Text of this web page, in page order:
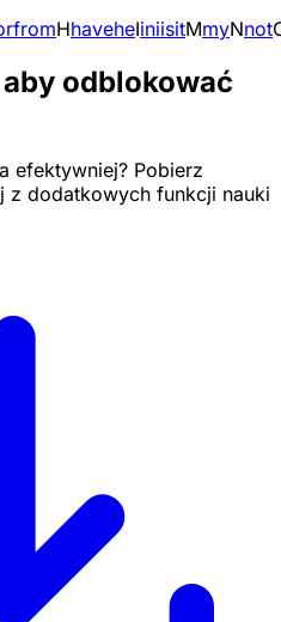
fromHhaveheIiniisitMmyNnot
odblokować
efektywniej? Pobierz
z dodatkowych funkcji nauki